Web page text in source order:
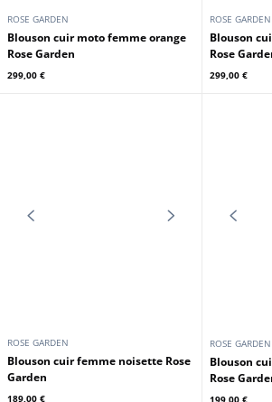
ROSE GARDEN
Blouson cuir moto femme bleu
Rose Garden
ROSE GARDEN
Blouson cuir moto femme kelp
Rose Garden
ROSE GARDEN
Blouson cuir moto femme orange
Rose Garden
ROSE GARDEN
Blouson cuir biker vintage noir
Rose Garden